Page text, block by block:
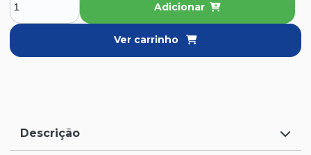
Adicionar
Ver carrinho
Descrição